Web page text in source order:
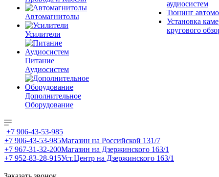
Автомагнитолы
Усилители
Питание
Аудиосистем
Дополнительное
Оборудование
аудиосистем
Тюнинг
Установка
кругового
+7 906-43-53-985
+7 906-43-53-985Магазин на Российской 131/7
+7 967-31-32-200Магазин на Дзержинского 163/1
+7 952-83-28-915Уст.Центр на Дзержинского 163/1